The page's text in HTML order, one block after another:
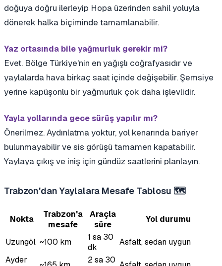
doğuya doğru ilerleyip Hopa üzerinden sahil yoluyla
dönerek halka biçiminde tamamlanabilir.
Yaz ortasında bile yağmurluk gerekir mi?
Evet. Bölge Türkiye'nin en yağışlı coğrafyasıdır ve
yaylalarda hava birkaç saat içinde değişebilir. Şemsiye
yerine kapüşonlu bir yağmurluk çok daha işlevlidir.
Yayla yollarında gece sürüş yapılır mı?
Önerilmez. Aydınlatma yoktur, yol kenarında bariyer
bulunmayabilir ve sis görüşü tamamen kapatabilir.
Yaylaya çıkış ve iniş için gündüz saatlerini planlayın.
Trabzon'dan Yaylalara Mesafe Tablosu 🗺️
Nokta
Trabzon'a
mesafe
Araçla
süre
Yol durumu
Uzungöl ~100 km
1 sa 30
dk
Asfalt, sedan uygun
Ayder
2 sa 30